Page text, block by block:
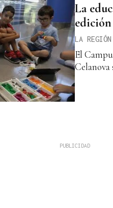
La
LA REGIÓN
El
Celanova